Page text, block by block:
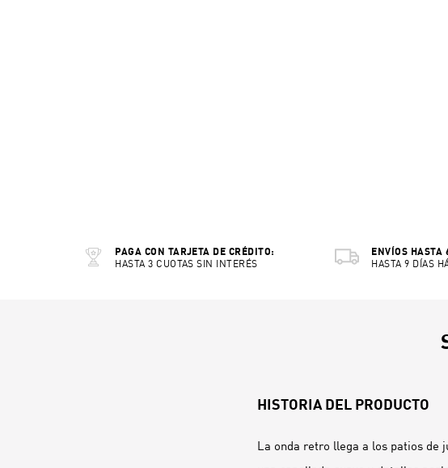
PAGA CON TARJETA DE CRÉDITO:
HASTA 3 CUOTAS SIN INTERÉS
ENVÍOS HASTA
HASTA 9 DÍAS
HISTORIA DEL PRODUCTO
La onda retro llega a los patios de